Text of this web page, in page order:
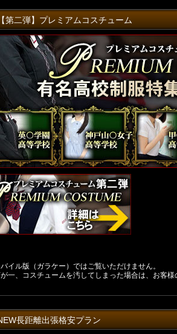
第二弾】プレミアムコスチューム
イル版（ガラケー）ではご覧いただけません。
一、コスチュームを汚してしまった場合は、お客様
長距離出張格安プラン